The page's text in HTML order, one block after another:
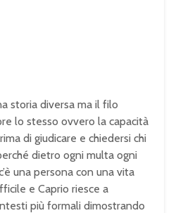
storia diversa ma il filo
lo stesso ovvero la capacità
di giudicare e chiedersi chi
dietro ogni multa ogni
una persona con una vita
e Caprio riesce a
più formali dimostrando